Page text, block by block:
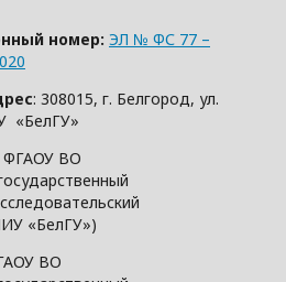
номер: ЭЛ № ФС 77 –
: 308015, г. Белгород, ул.
«БелГУ»
ФГАОУ ВО
«БелГУ»)
ВО